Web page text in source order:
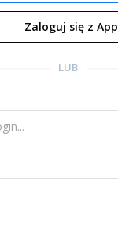
Zaloguj się z
LUB